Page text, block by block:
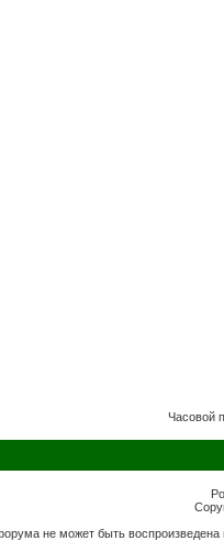
Часовой
не может быть